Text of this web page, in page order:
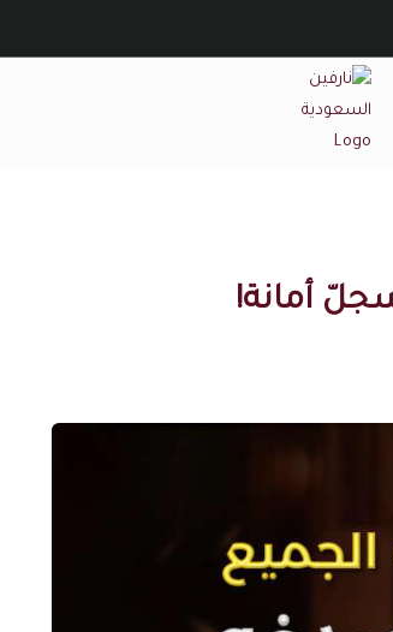
نارفين السعودية
أمانة!